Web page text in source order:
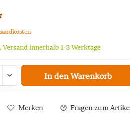
innerhalb 1-3 Werktage
In den Warenkorb
Merken
Fragen zum